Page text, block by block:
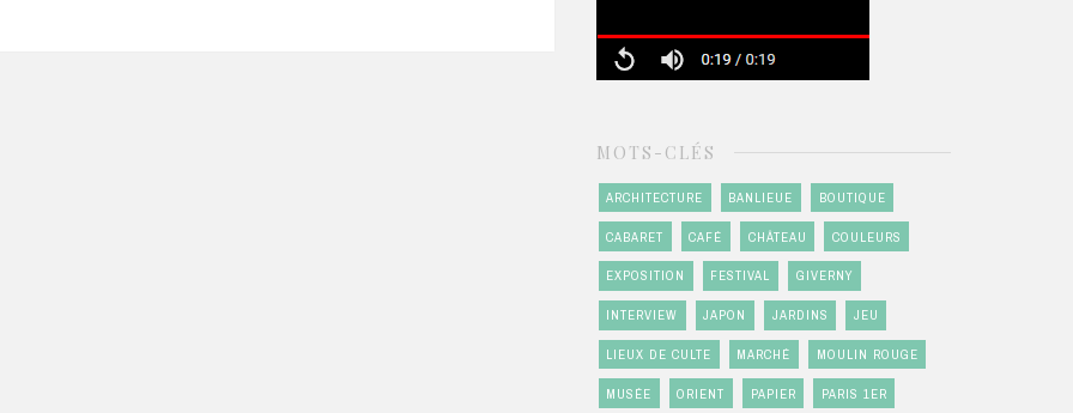
MOTS-CLÉS
ARCHITECTURE BANLIEUE BOUTIQUE
CABARET CAFÉ CHÂTEAU COULEURS
EXPOSITION FESTIVAL GIVERNY
INTERVIEW JAPON JARDINS JEU
LIEUX DE CULTE MARCHÉ MOULIN ROUGE
MUSÉE ORIENT PAPIER PARIS 1ER